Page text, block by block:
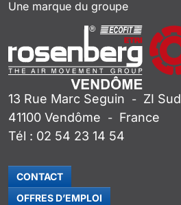
Une marque du groupe
13 Rue Marc Seguin - ZI Sud
41100 Vendôme - France
Tél : 02 54 23 14 54
CONTACT
OFFRES D’EMPLOI